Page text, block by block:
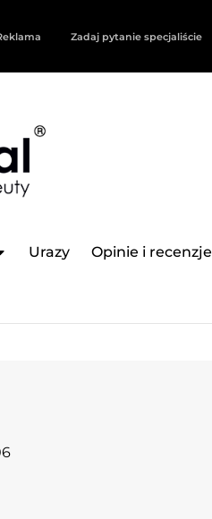
Zadaj pytanie specjaliście
Urazy Opinie i recenzje